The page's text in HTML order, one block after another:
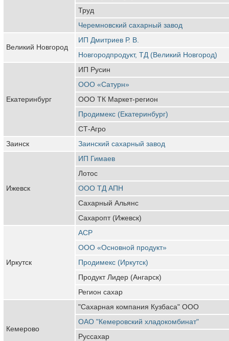
Труд
Черемновский сахарный завод
Великий Новгород
ИП Дмитриев Р. В.
Новгородпродукт, ТД (Великий Новгород)
Екатеринбург
ИП Русин
ООО «Сатурн»
ООО ТК Маркет-регион
Продимекс (Екатеринбург)
СТ-Агро
Заинск
Заинский сахарный завод
Ижевск
ИП Гимаев
Лотос
ООО ТД АПН
Сахарный Альянс
Сахаропт (Ижевск)
Иркутск
АСР
ООО «Основной продукт»
Продимекс (Иркутск)
Продукт Лидер (Ангарск)
Регион сахар
Кемерово
"Сахарная компания Кузбаса" ООО
ОАО "Кемеровский хладокомбинат"
Руссахар